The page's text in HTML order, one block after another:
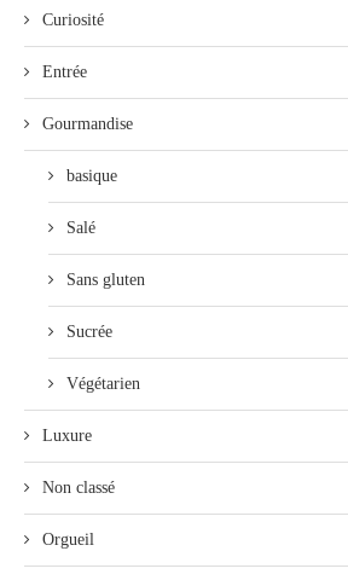
Curiosité
Entrée
Gourmandise
basique
Salé
Sans gluten
Sucrée
Végétarien
Luxure
Non classé
Orgueil